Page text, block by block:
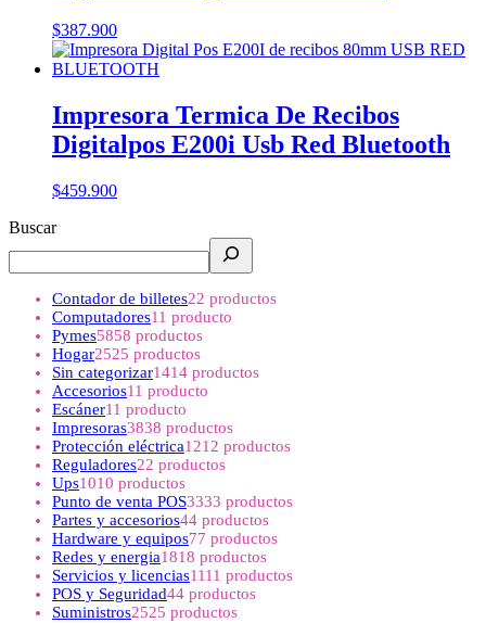
$387.900
Impresora Termica De Recibos
Digitalpos E200i Usb Red Bluetooth
$459.900
Buscar
Contador de billetes22 productos
Computadores11 producto
Pymes5858 productos
Hogar2525 productos
Sin categorizar1414 productos
Accesorios11 producto
Escáner11 producto
Impresoras3838 productos
Protección eléctrica1212 productos
Reguladores22 productos
Ups1010 productos
Punto de venta POS3333 productos
Partes y accesorios44 productos
Hardware y equipos77 productos
Redes y energia1818 productos
Servicios y licencias1111 productos
POS y Seguridad44 productos
Suministros2525 productos